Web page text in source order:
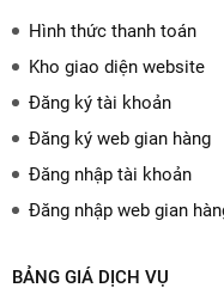
Hình thức thanh toán
Kho giao diện website
Đăng ký tài khoản
Đăng ký web gian hàng
Đăng nhập tài khoản
Đăng nhập web gian
BẢNG GIÁ DỊCH VỤ